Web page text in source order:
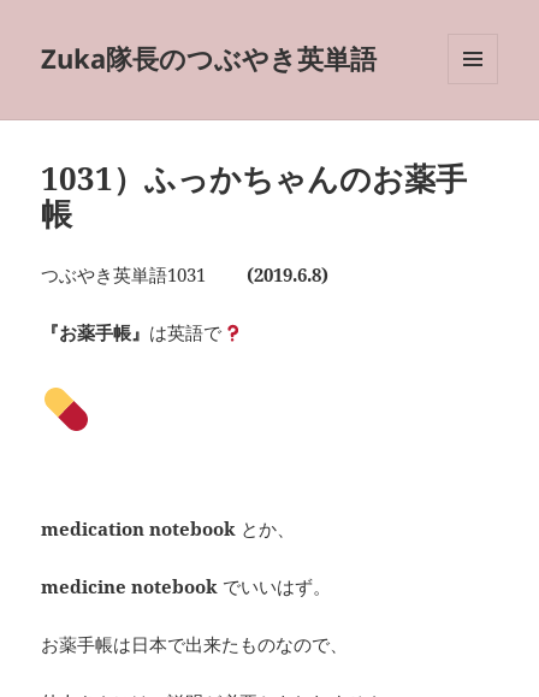
Zuka隊長のつぶやき英単語
ーとウ
ット
1031）ふっかちゃんのお薬手
帳
つぶやき英単語1031 (2019.6.8)
『お薬手帳』 は英語で
medication notebook とか、
medicine notebook でいいはず。
お薬手帳は日本で出来たものなので、